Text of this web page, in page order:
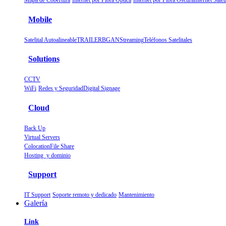
Mobile
Satelital AutoalineableTRAILERBGANStreamingTeléfonos Satelitales
Solutions
CCTV
WiFi Redes y SeguridadDigital Signage
Cloud
Back Up
Virtual Servers
ColocationFile Share
Hosting y dominio
Support
IT Support Soporte remoto y dedicado Mantenimiento
Galería
Link